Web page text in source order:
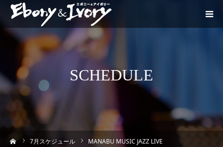
SCHEDULE
7月スケジュール MANABU MUSIC JAZZ LIVE